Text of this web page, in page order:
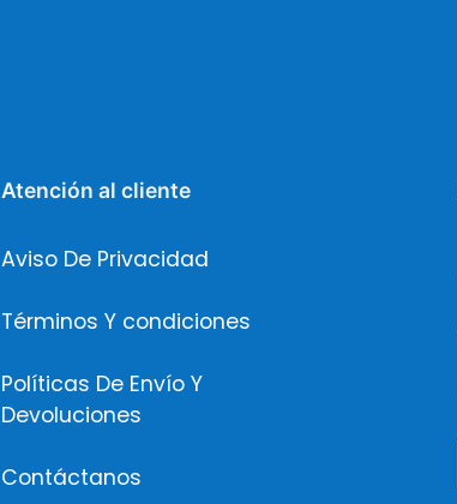
Atención al cliente
Aviso De Privacidad
Términos Y condiciones
Políticas De Envío Y
Devoluciones
Contáctanos